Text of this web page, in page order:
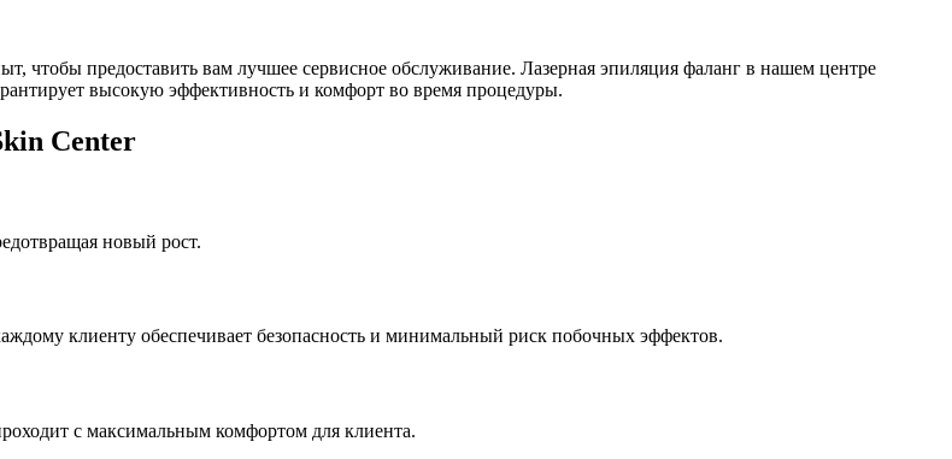
предоставить вам лучшее сервисное обслуживание. Лазерная эпиляция фаланг в нашем центре
высокую эффективность и комфорт во время процедуры.
Center
новый рост.
клиенту обеспечивает безопасность и минимальный риск побочных эффектов.
с максимальным комфортом для клиента.